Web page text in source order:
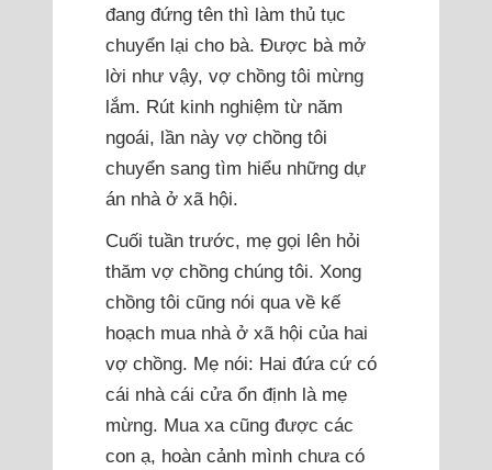
đang đứng tên thì làm thủ tục
chuyển lại cho bà. Được bà mở
lời như vậy, vợ chồng tôi mừng
lắm. Rút kinh nghiệm từ năm
ngoái, lần này vợ chồng tôi
chuyển sang tìm hiểu những dự
án nhà ở xã hội.
Cuối tuần trước, mẹ gọi lên hỏi
thăm vợ chồng chúng tôi. Xong
chồng tôi cũng nói qua về kế
hoạch mua nhà ở xã hội của hai
vợ chồng. Mẹ nói: Hai đứa cứ có
cái nhà cái cửa ổn định là mẹ
mừng. Mua xa cũng được các
con ạ, hoàn cảnh mình chưa có